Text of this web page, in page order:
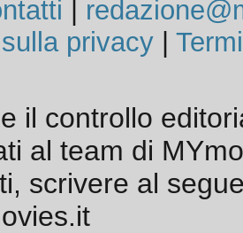
privacy|
il controllo
al team di
scrivere al